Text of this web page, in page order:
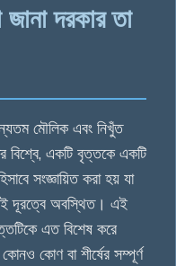
দরকার তা
মৌলিক এবং নিখুঁত
বিশ্বে, একটি বৃত্তকে একটি
সংজ্ঞায়িত করা হয় যা
দূরত্বে অবস্থিত। এই
এত বিশেষ করে
কোণ বা শীর্ষের সম্পূর্ণ